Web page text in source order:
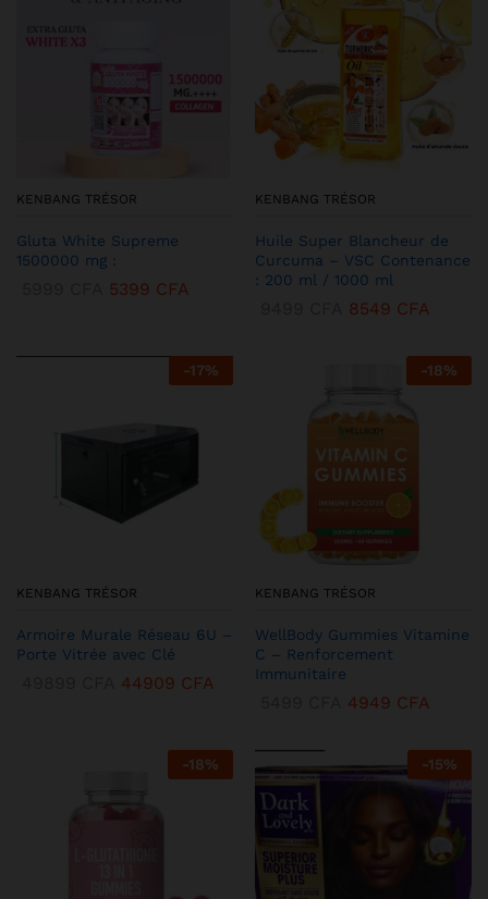
KENBANG TRÉSOR
Gluta White Supreme
1500000 mg :
5399 CFA
KENBANG TRÉSOR
Huile Super Blancheur de
Curcuma – VSC Contenance
: 200 ml / 1000 ml
8549 CFA
-17%
KENBANG TRÉSOR
Armoire Murale Réseau 6U –
Porte Vitrée avec Clé
44909 CFA
-18%
KENBANG TRÉSOR
WellBody Gummies Vitamine
C – Renforcement
Immunitaire
4949 CFA
-18% -15%